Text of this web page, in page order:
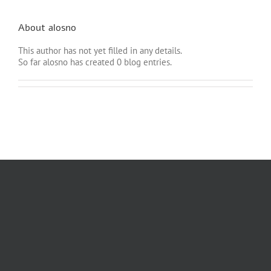
About alosno
This author has not yet filled in any details.
So far alosno has created 0 blog entries.